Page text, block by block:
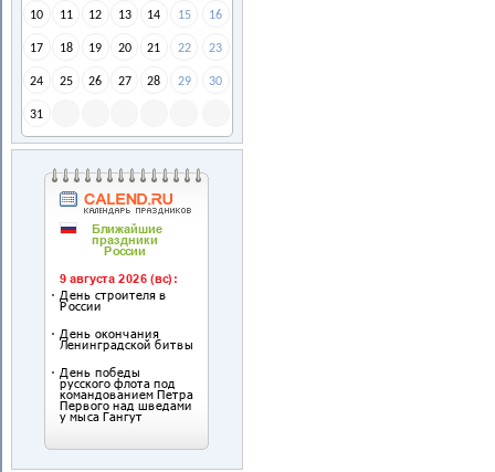
10 11 12 13 14 15 16
17 18 19 20 21 22 23
24 25 26 27 28 29 30
31